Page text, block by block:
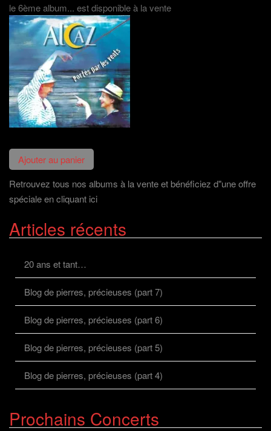
le 6ème album... est disponible à la vente
Retrouvez tous nos albums à la vente et bénéficiez d"une offre
spéciale en cliquant ici
Articles récents
20 ans et tant…
Blog de pierres, précieuses (part 7)
Blog de pierres, précieuses (part 6)
Blog de pierres, précieuses (part 5)
Blog de pierres, précieuses (part 4)
Prochains Concerts